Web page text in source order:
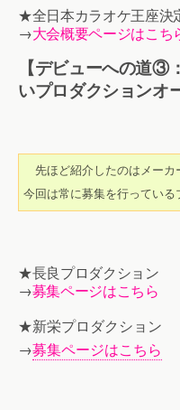
★全日本カラオケ王座決
→大会概要ページはこち
【デビューへの道③
いプロダクションオ
先ほど紹介したのはメーカ
今回は常に募集を行っている
★長良プロダクション
→募集ページはこちら
★新栄プロダクション
→募集ページはこちら